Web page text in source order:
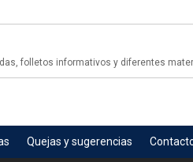
folletos informativos y diferentes
Quejas y sugerencias